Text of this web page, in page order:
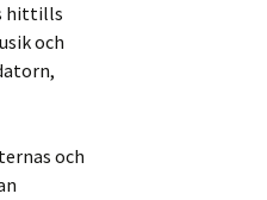
hittills
och
och